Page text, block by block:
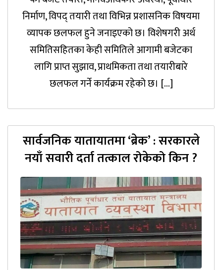
निर्माण, विपद् तयारी तथा विभिन्न प्रशासनिक विषयमा
व्यापक छलफल हुने जनाइएको छ। विशेषगरी अर्थ
समितिसहितका केही समितिले आगामी बजेटका
लागि प्राप्त सुझाव, प्राथमिकता तथा तयारीबारे
छलफल गर्ने कार्यक्रम रहेको छ। […]
सार्वजनिक यातायातमा ‘ब्रेक’ : सरकारले
नयाँ सवारी दर्ता तत्काल रोकेको किन ?